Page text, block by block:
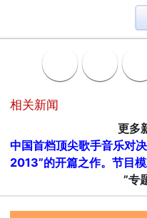
相关新闻
更多
中国首档顶尖歌手音乐对
2013”的开篇之作。节目
”专